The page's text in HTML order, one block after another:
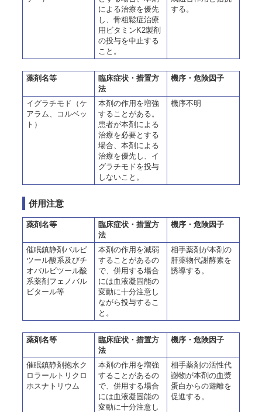
による治療を優先
し、骨粗鬆症治療
用ビタミンK2製剤
の投与を中止する
こと。
する。
薬剤名等
臨床症状・措置方
法
機序・危険因子
イグラチモド（ケ
アラム、コルベッ
ト）
本剤の作用を増強
することがある。
患者が本剤による
治療を必要とする
場合、本剤による
治療を優先し、イ
グラチモドを投与
しないこと。
機序不明
併用注意
薬剤名等
臨床症状・措置方
法
機序・危険因子
催眠鎮静剤バルビ
ツール酸系及びチ
オバルビツール酸
系薬剤フェノバル
ビタール等
本剤の作用を減弱
することがあるの
で、併用する場合
には血液凝固能の
変動に十分注意し
ながら投与するこ
と。
相手薬剤が本剤の
肝薬物代謝酵素を
誘導する。
薬剤名等
臨床症状・措置方
法
機序・危険因子
催眠鎮静剤抱水ク
ロラールトリクロ
ホスナトリウム
本剤の作用を増強
することがあるの
で、併用する場合
には血液凝固能の
変動に十分注意し
相手薬剤の活性代
謝物が本剤の血漿
蛋白からの遊離を
促進する。